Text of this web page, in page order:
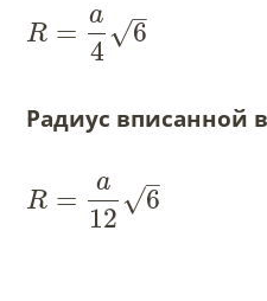
R =
a
4
6
–
√
Радиус вписанной
R =
a
12
6
–
√